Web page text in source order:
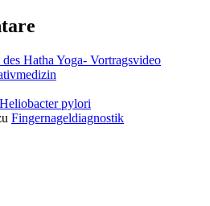
Hatha Yoga- Vortragsvideo
Heliobacter pylori
Fingernageldiagnostik